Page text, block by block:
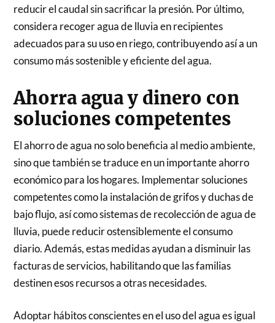
reducir el caudal sin sacrificar la presión. Por último,
considera recoger agua de lluvia en recipientes
adecuados para su uso en riego, contribuyendo así a un
consumo más sostenible y eficiente del agua.
Ahorra agua y dinero con
soluciones competentes
El ahorro de agua no solo beneficia al medio ambiente,
sino que también se traduce en un importante ahorro
económico para los hogares. Implementar soluciones
competentes como la instalación de grifos y duchas de
bajo flujo, así como sistemas de recolección de agua de
lluvia, puede reducir ostensiblemente el consumo
diario. Además, estas medidas ayudan a disminuir las
facturas de servicios, habilitando que las familias
destinen esos recursos a otras necesidades.
Adoptar hábitos conscientes en el uso del agua es igual